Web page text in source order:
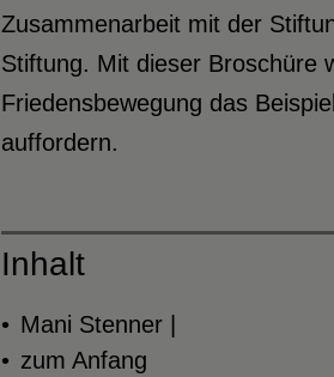
Zusammenarbeit mit der
Stiftung. Mit dieser Broschüre
Friedensbewegung das
auffordern.
Inhalt
Mani Stenner |
zum Anfang